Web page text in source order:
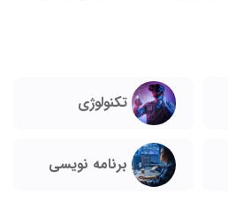
تکنولوژی
برنامه نویسی